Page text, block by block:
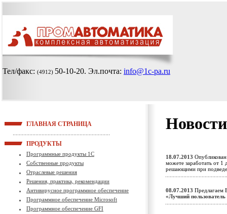
Тел/факс: (4912) 50-10-20. Эл.почта: info@1c-pa.ru
ГЛАВНАЯ СТРАНИЦА
ПРОДУКТЫ
Программные продукты 1С
Собственные продукты
Отраслевые решения
Решения, практика, рекомендации
Антивирусное программное обеспечение
Программное обеспечение Microsoft
Программное обеспечение GFI
18.07.2013
можете заработать от 1
решающими при
08.07.2013 Предлагаем
«Лучший